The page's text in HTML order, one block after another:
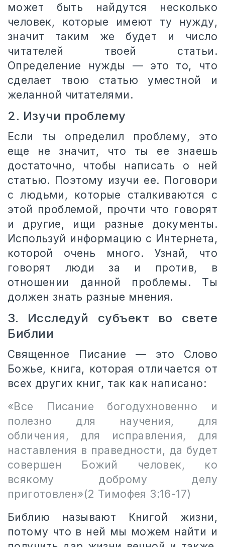
может быть найдутся несколько
человек, которые имеют ту нужду,
значит таким же будет и число
читателей твоей статьи.
Определение нужды — это то, что
сделает твою статью уместной и
желанной читателями.
2. Изучи проблему
Если ты определил проблему, это
еще не значит, что ты ее знаешь
достаточно, чтобы написать о ней
статью. Поэтому изучи ее. Поговори
с людьми, которые сталкиваются с
этой проблемой, прочти что говорят
и другие, ищи разные документы.
Используй информацию с Интернета,
которой очень много. Узнай, что
говорят люди за и против, в
отношении данной проблемы. Ты
должен знать разные мнения.
3. Исследуй субъект во свете
Библии
Священное Писание — это Слово
Божье, книга, которая отличается от
всех других книг, так как написано:
«Все Писание богодухновенно и
полезно для научения, для
обличения, для исправления, для
наставления в праведности, да будет
совершен Божий человек, ко
всякому доброму делу
приготовлен»(2 Тимофея 3:16-17)
Библию называют Книгой жизни,
потому что в ней мы можем найти и